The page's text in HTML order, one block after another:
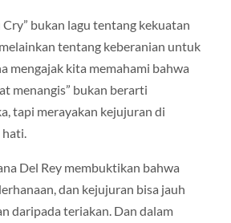
bukan lagu tentang kekuatan
tentang keberanian untuk
mengajak kita memahami bahwa
menangis” bukan berarti
tapi merayakan kejujuran di
Del Rey membuktikan bahwa
dan kejujuran bisa jauh
daripada teriakan. Dan dalam